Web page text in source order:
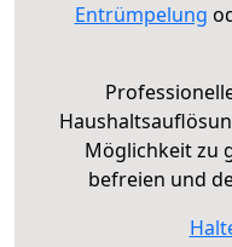
Entrümpelung
Möglichkeit zu
befreien und